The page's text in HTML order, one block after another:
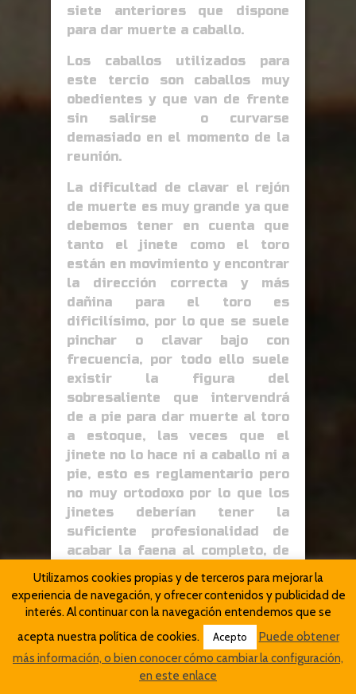
siete anteriores que dispone
para dar muerte a caballo.
Los caballos utilizados para
este tercio son caballos muy
obedientes y que van de frente
sin salirse o curvarse
demasiado en el momento de la
reunión.
La dificultad de clavar el rejón
de muerte es muy grande ya que
debemos tener en cuenta que
tanto el jinete como el toro
están en movimiento y encontrar
la dirección correcta y más
dañina para el toro es
dificilísimo, por lo que se suele
pinchar o clavar bajo con
frecuencia, por todo ello suele
existir la figura del
sobresaliente que intervendrá
de a pie para dar muerte al toro
a estoque, las veces que el
jinete no lo hace ni a caballo ni a
pie, esto es reglamentario pero
no muy ortodoxo por lo que los
jinetes deberían tener la
suficiente profesionalidad de
acabar la faena al completo, de
esto sabía mucho Álvaro Domecq
Romero que mató infinidad de
reses a pie.
BREVE HISTORICO DEL
TOREO A CABALLO
Utilizamos cookies propias y de terceros para mejorar la
experiencia de navegación, y ofrecer contenidos y publicidad de
interés. Al continuar con la navegación entendemos que se
acepta nuestra política de cookies.
Acepto
Puede obtener
más información, o bien conocer cómo cambiar la configuración,
en este enlace